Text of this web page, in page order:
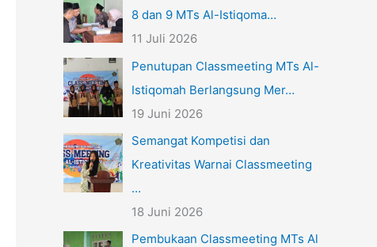
8 dan 9 MTs Al-Istiqoma…
11 Juli 2026
Penutupan Classmeeting MTs Al-
Istiqomah Berlangsung Mer…
19 Juni 2026
Semangat Kompetisi dan
Kreativitas Warnai Classmeeting
…
18 Juni 2026
Pembukaan Classmeeting MTs Al